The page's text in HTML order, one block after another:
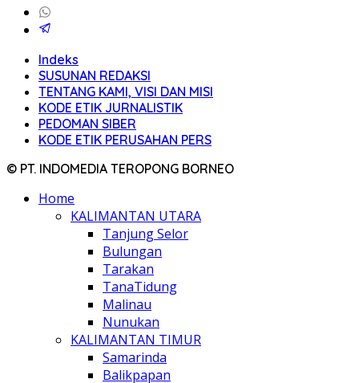
Indeks
SUSUNAN REDAKSI
TENTANG KAMI, VISI DAN MISI
KODE ETIK JURNALISTIK
PEDOMAN SIBER
KODE ETIK PERUSAHAN PERS
© PT. INDOMEDIA TEROPONG BORNEO
Home
KALIMANTAN UTARA
Tanjung Selor
Bulungan
Tarakan
TanaTidung
Malinau
Nunukan
KALIMANTAN TIMUR
Samarinda
Balikpapan